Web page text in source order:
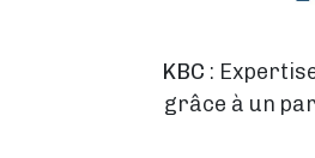
KBC :
grâce à un